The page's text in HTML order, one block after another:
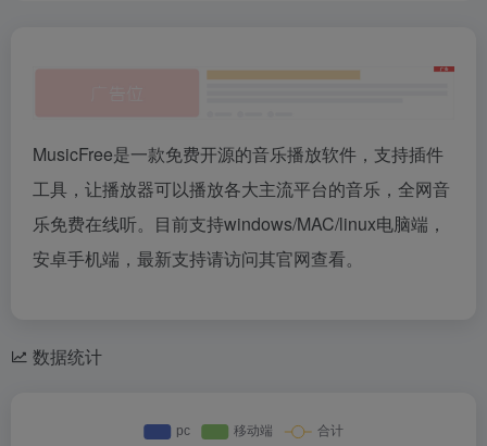
MusicFree是一款免费开源的音乐播放软件，支持插件
工具，让播放器可以播放各大主流平台的音乐，全网音
乐免费在线听。目前支持windows/MAC/linux电脑端，
安卓手机端，最新支持请访问其官网查看。
数据统计